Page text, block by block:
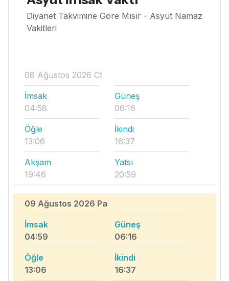
Diyanet Takvimine Göre Mısır - Asyut Namaz
Vakitleri
08 Ağustos 2026 Ct
İmsak
04:58
Güneş
06:16
Öğle
13:06
İkindi
16:37
Akşam
19:46
Yatsı
20:59
09 Ağustos 2026 Pa
İmsak
04:59
Güneş
06:16
Öğle
13:06
İkindi
16:37